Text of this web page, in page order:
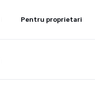
Pentru proprietari